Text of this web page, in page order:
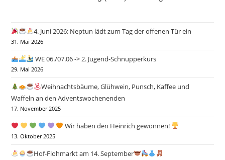
4. Juni 2026: Neptun lädt zum Tag der offenen Tür ein
31. Mai 2026
WE 06./07.06 -> 2. Jugend-Schnupperkurs
29. Mai 2026
Weihnachtsbäume, Glühwein, Punsch, Kaffee und
Waffeln an den Adventswochenenden
17. November 2025
Wir haben den Heinrich gewonnen!
13. Oktober 2025
Hof-Flohmarkt am 14. September